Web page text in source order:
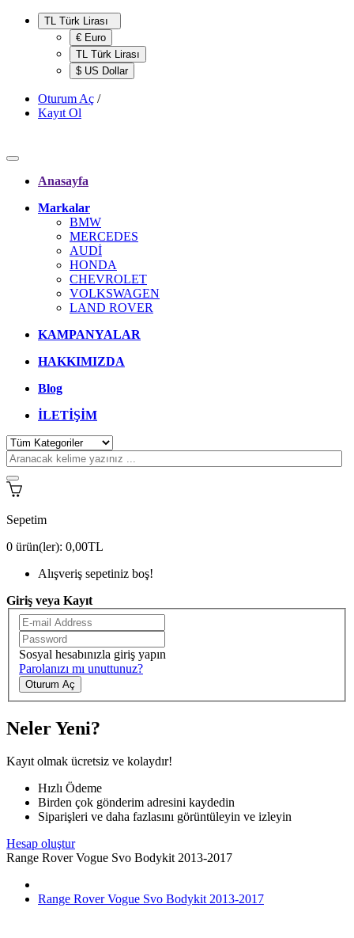
€ Euro
TL Türk Lirası
$ US Dollar
Oturum Aç /
Kayıt Ol
Anasayfa
Markalar
BMW
MERCEDES
AUDİ
HONDA
CHEVROLET
VOLKSWAGEN
LAND ROVER
KAMPANYALAR
HAKKIMIZDA
Blog
İLETİŞİM
Sepetim
0 ürün(ler): 0,00TL
Alışveriş sepetiniz boş!
Giriş veya Kayıt
Sosyal hesabınızla giriş yapın
Parolanızı mı unuttunuz?
Oturum Aç
Neler Yeni?
Kayıt olmak ücretsiz ve kolaydır!
Hızlı Ödeme
Birden çok gönderim adresini kaydedin
Siparişleri ve daha fazlasını görüntüleyin ve izleyin
Hesap oluştur
Range Rover Vogue Svo Bodykit 2013-2017
Range Rover Vogue Svo Bodykit 2013-2017